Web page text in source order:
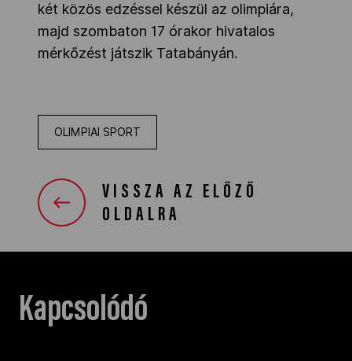
két közös edzéssel készül az olimpiára,
majd szombaton 17 órakor hivatalos
mérkőzést játszik Tatabányán.
OLIMPIAI SPORT
VISSZA AZ ELŐZŐ
OLDALRA
Kapcsolódó